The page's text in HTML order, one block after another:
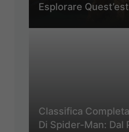
Esplorare
Classifica
Di Spider-Man: Dal